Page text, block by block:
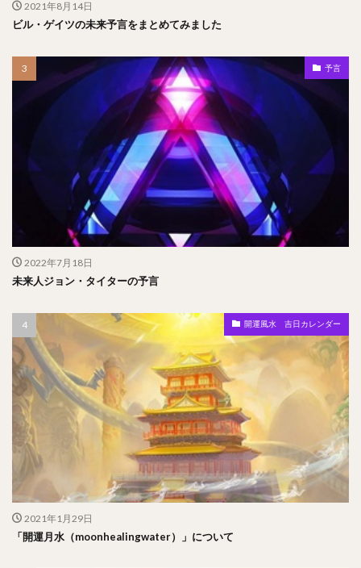
2021年8月14日
ビル・ゲイツの未来予言をまとめてみました
予言
2022年7月18日
未来人ジョン・タイターの予言
開運風水 吉日カレンダー
2021年1月29日
「開運月水（moonhealingwater）」について